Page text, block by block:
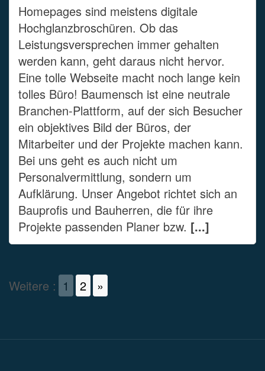
Homepages sind meistens digitale
Hochglanzbroschüren. Ob das
Leistungsversprechen immer gehalten
werden kann, geht daraus nicht hervor.
Eine tolle Webseite macht noch lange kein
tolles Büro! Baumensch ist eine neutrale
Branchen-Plattform, auf der sich Besucher
ein objektives Bild der Büros, der
Mitarbeiter und der Projekte machen kann.
Bei uns geht es auch nicht um
Personalvermittlung, sondern um
Aufklärung. Unser Angebot richtet sich an
Bauprofis und Bauherren, die für ihre
Projekte passenden Planer bzw. [...]
Weitere : 1 2 »